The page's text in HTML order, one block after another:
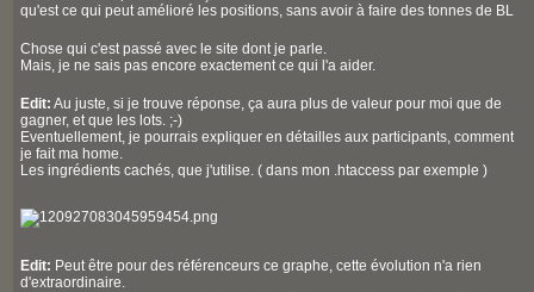
qu'est ce qui peut amélioré les positions, sans avoir à faire des tonnes de BL
Chose qui c'est passé avec le site dont je parle.
Mais, je ne sais pas encore exactement ce qui l'a aider.
Edit: Au juste, si je trouve réponse, ça aura plus de valeur pour moi que de
gagner, et que les lots. ;-)
Eventuellement, je pourrais expliquer en détailles aux participants, comment
je fait ma home.
Les ingrédients cachés, que j'utilise. ( dans mon .htaccess par exemple )
Edit: Peut être pour des référenceurs ce graphe, cette évolution n'a rien
d'extraordinaire.